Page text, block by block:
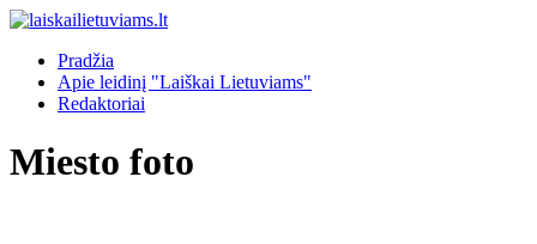
Pradžia
Apie leidinį "Laiškai Lietuviams"
Redaktoriai
Miesto foto